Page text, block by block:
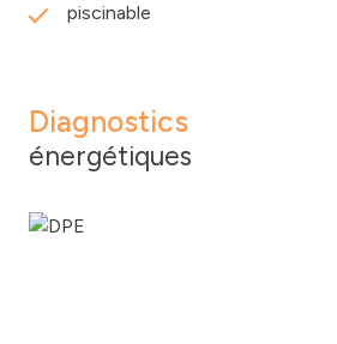
piscinable
Diagnostics
énergétiques